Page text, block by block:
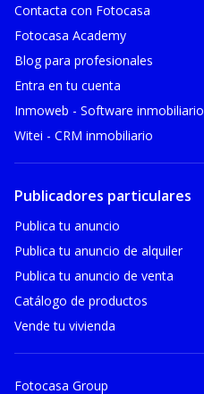
Contacta con Fotocasa
Fotocasa Academy
Blog para profesionales
Entra en tu cuenta
Inmoweb - Software inmobiliario
Witei - CRM inmobiliario
Publicadores particulares
Publica tu anuncio
Publica tu anuncio de alquiler
Publica tu anuncio de venta
Catálogo de productos
Vende tu vivienda
Fotocasa Group